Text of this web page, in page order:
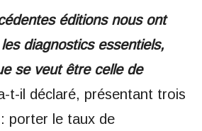
éditions nous ont
diagnostics essentiels,
se veut être celle de
t-il déclaré, présentant trois
porter le taux de